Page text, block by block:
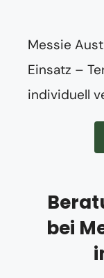
Messie
Einsatz –
individuell
bei